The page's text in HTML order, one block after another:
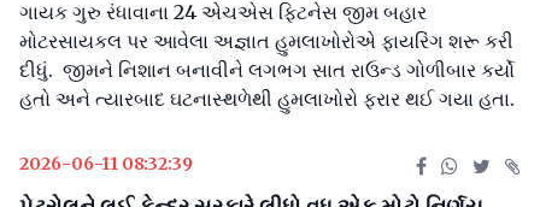
ગાયક ગુરુ રંધાવાના 24 એચએસ ફિટનેસ જીમ બહાર
મોટરસાયકલ પર આવેલા અજ્ઞાત હુમલાખોરોએ ફાયરિંગ શરૂ કરી
દીધું. જીમને નિશાન બનાવીને લગભગ સાત રાઉન્ડ ગોળીબાર કર્યો
હતો અને ત્યારબાદ ઘટનાસ્થળેથી હુમલાખોરો ફરાર થઈ ગયા હતા.
2026-06-11 08:32:39